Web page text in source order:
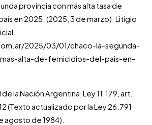
provincia con más alta tasa de
en 2025. (2025, 3 de marzo). Litigio
2025/03/01/chaco-la-segunda-
alta-de-femicidios-del-pais-en-
la Nación Argentina, Ley 11.179, art.
12 (Texto actualizado por la Ley 26.791
agosto de 1984).